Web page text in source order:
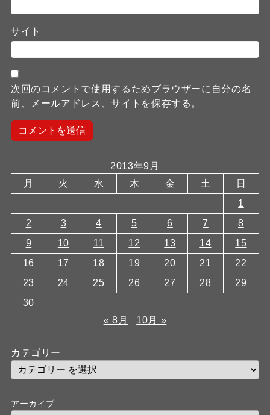
サイト
次回のコメントで使用するためブラウザーに自分の名
前、メールアドレス、サイトを保存する。
2013年9月
月
火 水 木 金 土
日
1
2
3 4 5 6 7
8
9
10 11 12 13 14
15
16
17 18 19 20 21
22
23
24 25 26 27 28
29
30
« 8月
10月 »
カテゴリー
アーカイブ